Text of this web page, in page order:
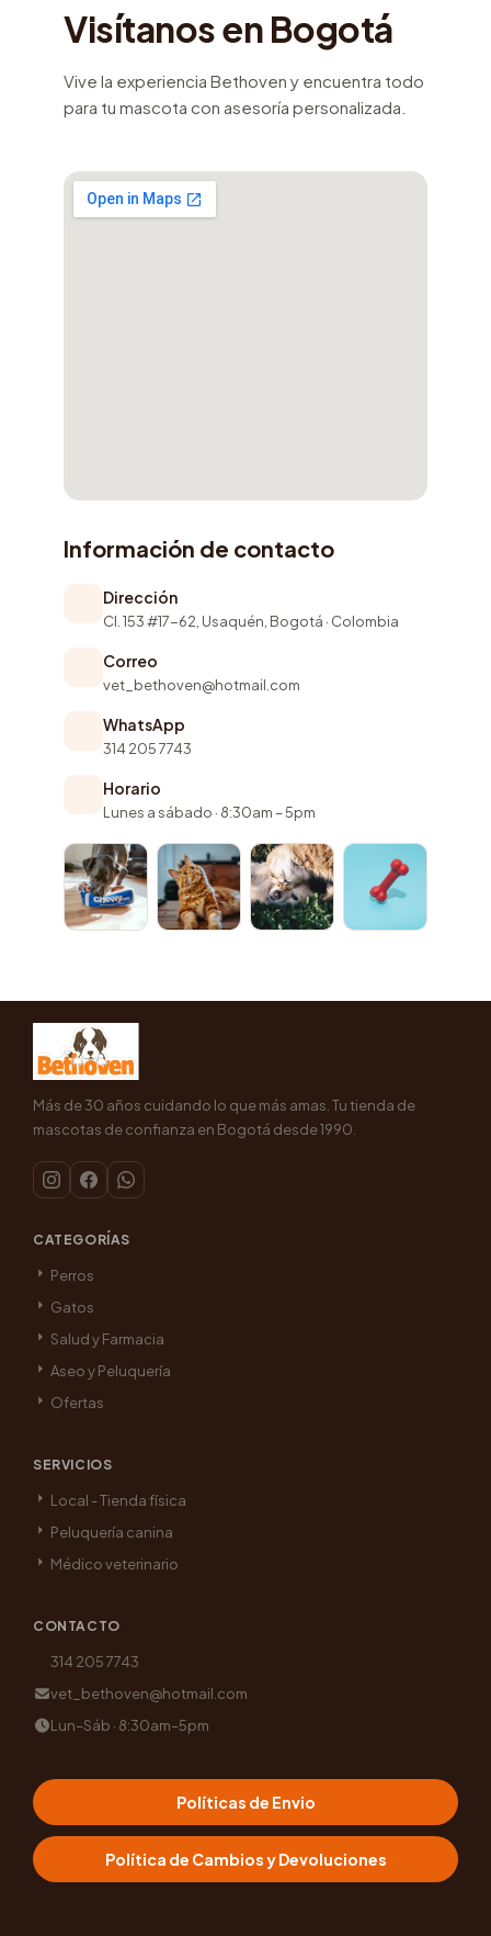
Visítanos en Bogotá
Vive la experiencia Bethoven y encuentra todo
para tu mascota con asesoría personalizada.
Información de contacto
Dirección
Cl. 153 #17-62, Usaquén, Bogotá · Colombia
Correo
vet_bethoven@hotmail.com
WhatsApp
314 205 7743
Horario
Lunes a sábado · 8:30am – 5pm
Más de 30 años cuidando lo que más amas. Tu tienda de
mascotas de confianza en Bogotá desde 1990.
CATEGORÍAS
Perros
Gatos
Salud y Farmacia
Aseo y Peluquería
Ofertas
SERVICIOS
Local - Tienda física
Peluquería canina
Médico veterinario
CONTACTO
314 205 7743
vet_bethoven@hotmail.com
Lun–Sáb · 8:30am–5pm
Políticas de Envio
Política de Cambios y Devoluciones